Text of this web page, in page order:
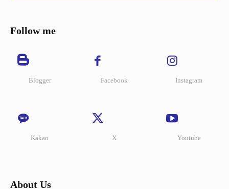
Follow me
Blogger Facebook Instagram
Kakao X Youtube
About Us